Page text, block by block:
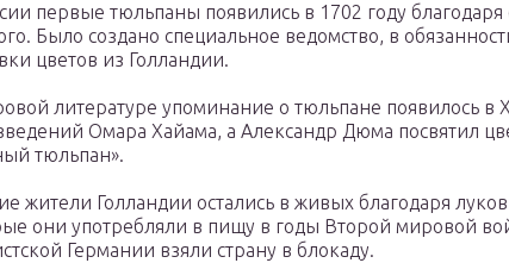
первые тюльпаны появились в 1702 году благодаря
Было создано специальное ведомство, в
цветов из Голландии.
литературе упоминание о тюльпане появилось в
Омара Хайама, а Александр Дюма посвятил
тюльпан».
жители Голландии остались в живых благодаря
они употребляли в пищу в годы Второй мировой
Германии взяли страну в блокаду.